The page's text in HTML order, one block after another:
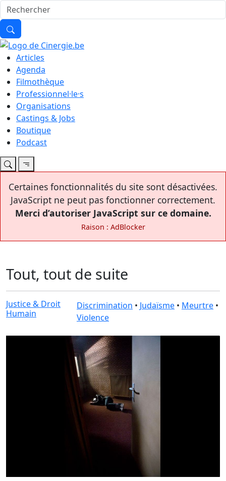
Articles
Agenda
Filmothèque
Professionnel·le·s
Organisations
Castings & Jobs
Boutique
Podcast
Certaines fonctionnalités du site sont désactivées.
JavaScript ne peut pas fonctionner correctement.
Merci d’autoriser JavaScript sur ce domaine.
Raison : AdBlocker
Tout, tout de suite
Justice & Droit
Humain
Discrimination • Judaïsme• Meurtre•
Violence